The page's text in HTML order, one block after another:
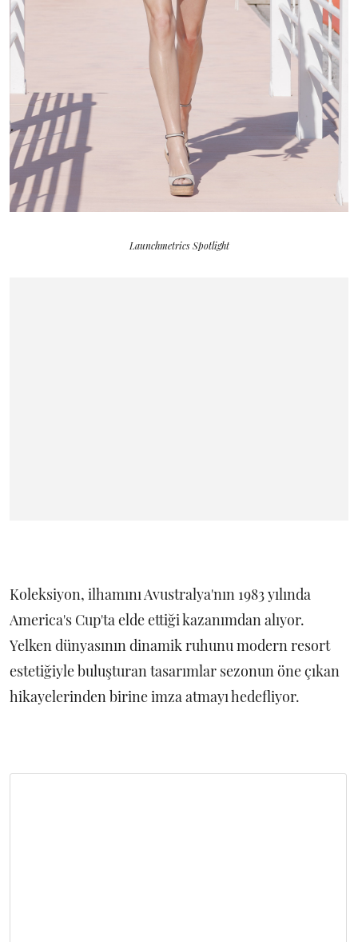
Launchmetrics Spotlight
Koleksiyon, ilhamını Avustralya'nın 1983 yılında
America's Cup'ta elde ettiği kazanımdan alıyor.
Yelken dünyasının dinamik ruhunu modern resort
estetiğiyle buluşturan tasarımlar sezonun öne çıkan
hikayelerinden birine imza atmayı hedefliyor.